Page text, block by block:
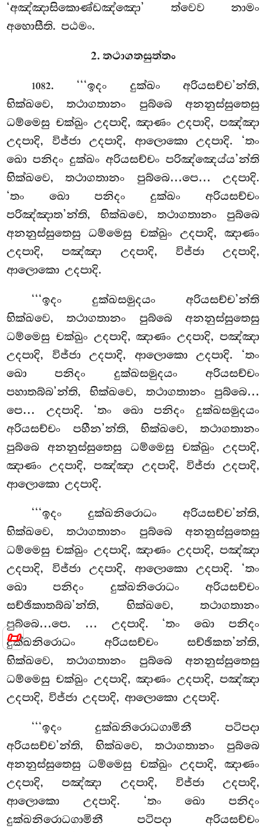
📜
‘අඤ්ඤාසිකොණ්ඩඤ්ඤො’ ත්වෙව නාමං
අහොසීති. පඨමං.
2. තථාගතසුත්තං
1082. ‘‘‘ඉදං දුක්ඛං අරියසච්ච’න්ති,
භික්ඛවෙ, තථාගතානං පුබ්බෙ අනනුස්සුතෙසු
ධම්මෙසු චක්ඛුං උදපාදි, ඤාණං උදපාදි, පඤ්ඤා
උදපාදි, විජ්ජා උදපාදි, ආලොකො උදපාදි. ‘තං
ඛො පනිදං දුක්ඛං අරියසච්චං පරිඤ්ඤෙය්ය’න්ති
භික්ඛවෙ, තථාගතානං පුබ්බෙ…පෙ… උදපාදි.
‘තං ඛො පනිදං දුක්ඛං අරියසච්චං
පරිඤ්ඤාත’න්ති, භික්ඛවෙ, තථාගතානං පුබ්බෙ
අනනුස්සුතෙසු ධම්මෙසු චක්ඛුං උදපාදි, ඤාණං
උදපාදි, පඤ්ඤා උදපාදි, විජ්ජා උදපාදි,
ආලොකො උදපාදි.
‘‘‘ඉදං දුක්ඛසමුදයං අරියසච්ච’න්ති
භික්ඛවෙ, තථාගතානං පුබ්බෙ අනනුස්සුතෙසු
ධම්මෙසු චක්ඛුං උදපාදි, ඤාණං උදපාදි, පඤ්ඤා
උදපාදි, විජ්ජා උදපාදි, ආලොකො උදපාදි. ‘තං
ඛො පනිදං දුක්ඛසමුදයං අරියසච්චං
පහාතබ්බ’න්ති, භික්ඛවෙ, තථාගතානං පුබ්බෙ…
පෙ… උදපාදි. ‘තං ඛො පනිදං දුක්ඛසමුදයං
අරියසච්චං පහීන’න්ති, භික්ඛවෙ, තථාගතානං
පුබ්බෙ අනනුස්සුතෙසු ධම්මෙසු චක්ඛුං උදපාදි,
ඤාණං උදපාදි, පඤ්ඤා උදපාදි, විජ්ජා උදපාදි,
ආලොකො උදපාදි.
‘‘‘ඉදං දුක්ඛනිරොධං අරියසච්ච’න්ති,
භික්ඛවෙ, තථාගතානං පුබ්බෙ අනනුස්සුතෙසු
ධම්මෙසු චක්ඛුං උදපාදි, ඤාණං උදපාදි, පඤ්ඤා
උදපාදි, විජ්ජා උදපාදි, ආලොකො උදපාදි. ‘තං
ඛො පනිදං දුක්ඛනිරොධං අරියසච්චං
සච්ඡිකාතබ්බ’න්ති, භික්ඛවෙ, තථාගතානං
පුබ්බෙ…පෙ. … උදපාදි. ‘තං ඛො පනිදං
දුක්ඛනිරොධං අරියසච්චං සච්ඡිකත’න්ති,
භික්ඛවෙ, තථාගතානං පුබ්බෙ අනනුස්සුතෙසු
ධම්මෙසු චක්ඛුං උදපාදි, ඤාණං උදපාදි, පඤ්ඤා
උදපාදි, විජ්ජා උදපාදි, ආලොකො උදපාදි.
‘‘‘ඉදං දුක්ඛනිරොධගාමිනී පටිපදා
අරියසච්ච’න්ති, භික්ඛවෙ, තථාගතානං පුබ්බෙ
අනනුස්සුතෙසු ධම්මෙසු චක්ඛුං උදපාදි, ඤාණං
උදපාදි, පඤ්ඤා උදපාදි, විජ්ජා උදපාදි,
ආලොකො උදපාදි. ‘තං ඛො පනිදං
දුක්ඛනිරොධගාමිනී පටිපදා අරියසච්චං